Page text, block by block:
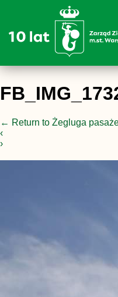
← Return to Żegluga
‹
›